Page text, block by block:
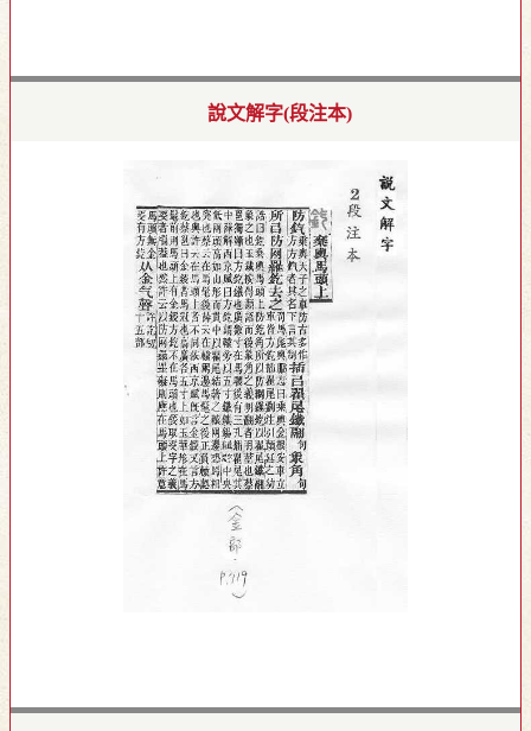
說文解字(段注本)